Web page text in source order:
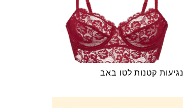
נגיעות קטנות לטו באב